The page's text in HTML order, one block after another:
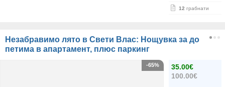
12 грабнати
Незабравимо лято в Свети Влас: Нощувка за до
петима в апартамент, плюс паркинг
35.00€
100.00€
-65%